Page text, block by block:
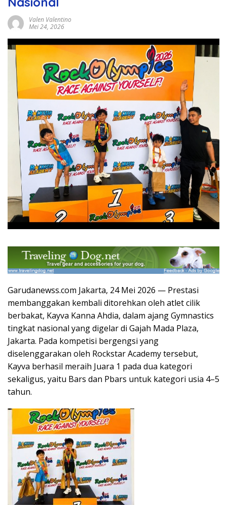
Valen Valentino
Mei 24, 2026
Garudanewss.com Jakarta, 24 Mei 2026 — Prestasi
membanggakan kembali ditorehkan oleh atlet cilik
berbakat, Kayva Kanna Ahdia, dalam ajang Gymnastics
tingkat nasional yang digelar di Gajah Mada Plaza,
Jakarta. Pada kompetisi bergengsi yang
diselenggarakan oleh Rockstar Academy tersebut,
Kayva berhasil meraih Juara 1 pada dua kategori
sekaligus, yaitu Bars dan Pbars untuk kategori usia 4–5
tahun.